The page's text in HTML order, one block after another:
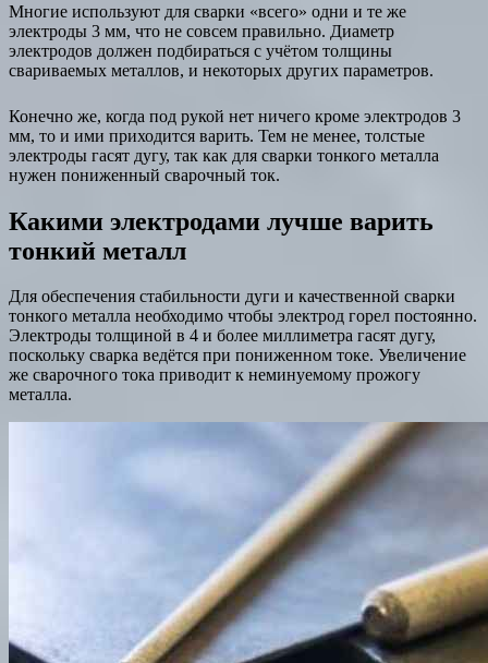
Многие используют для сварки «всего» одни и те же
электроды 3 мм, что не совсем правильно. Диаметр
электродов должен подбираться с учётом толщины
свариваемых металлов, и некоторых других параметров.
Конечно же, когда под рукой нет ничего кроме электродов 3
мм, то и ими приходится варить. Тем не менее, толстые
электроды гасят дугу, так как для сварки тонкого металла
нужен пониженный сварочный ток.
Какими электродами лучше варить
тонкий металл
Для обеспечения стабильности дуги и качественной сварки
тонкого металла необходимо чтобы электрод горел постоянно.
Электроды толщиной в 4 и более миллиметра гасят дугу,
поскольку сварка ведётся при пониженном токе. Увеличение
же сварочного тока приводит к неминуемому прожогу
металла.